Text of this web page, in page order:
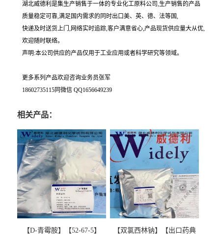
湖北威德利是集生产销售于一体的专业化工原料公司,生产销售的产品
质量稳定可靠,满足国内需求的同时出口美、英、德、法等国,
快递及时送货上门,网络实时追踪,客户满意省心,产品现货供应量大从优,
欢迎随时联络。
声明:本公司供应的产品仅用于工业应用或者科学研究等领域。
更多系列产品欢迎咨询业务员张军
18602735115同微信 QQ1656649239
相关产品：
【D-青霉胺】【52-67-5】
【双氯西林钠】【出口药典